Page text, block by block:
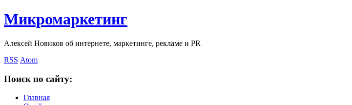
Микромаркетинг
Алексей Новиков об интернете, маркетинге, рекламе и PR
RSS Atom
Поиск по сайту:
Главная